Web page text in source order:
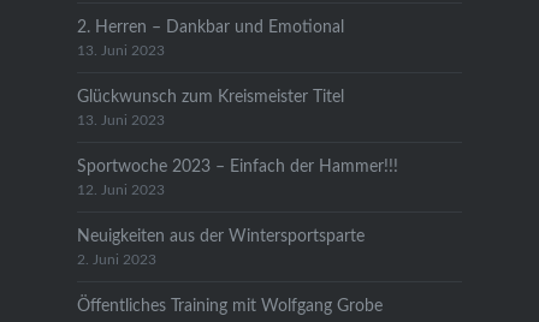
2. Herren – Dankbar und Emotional
13. Juni 2023
Glückwunsch zum Kreismeister Titel
13. Juni 2023
Sportwoche 2023 – Einfach der Hammer!!!
12. Juni 2023
Neuigkeiten aus der Wintersportsparte
2. Juni 2023
Öffentliches Training mit Wolfgang Grobe